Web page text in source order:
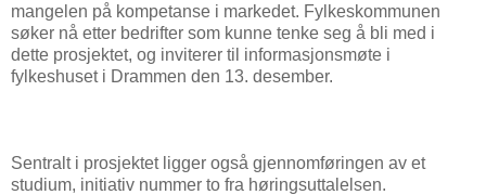
mangelen på kompetanse i markedet. Fylkeskommunen
søker nå etter bedrifter som kunne tenke seg å bli med i
dette prosjektet, og inviterer til informasjonsmøte i
fylkeshuset i Drammen den 13. desember.
Sentralt i prosjektet ligger også gjennomføringen av et
studium, initiativ nummer to fra høringsuttalelsen.